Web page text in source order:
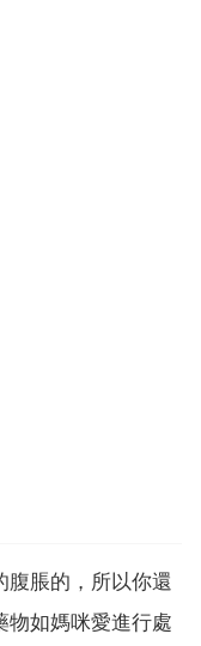
腹脹的，所以你還
物如媽咪愛進行處